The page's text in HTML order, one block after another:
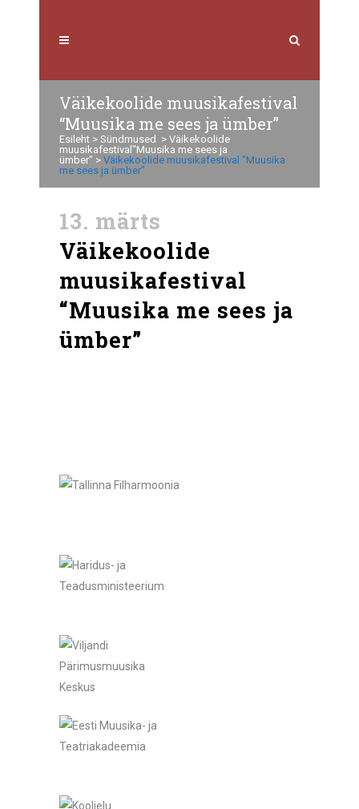
Väikekoolide muusikafestival
“Muusika me sees ja ümber”
Esileht > Sündmused > Väikekoolide
muusikafestival"Muusika me sees ja
ümber" > Väikekoolide muusikafestival “Muusika
me sees ja ümber”
13. märts
Väikekoolide
muusikafestival
“Muusika me sees ja
ümber”